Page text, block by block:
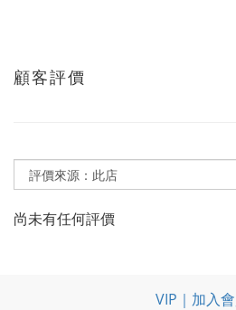
顧客評價
尚未有任何評價
VIP｜加入